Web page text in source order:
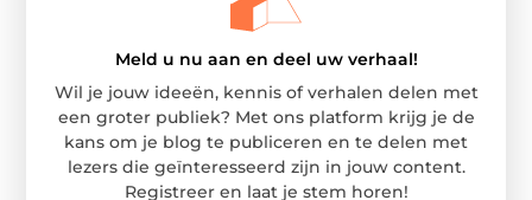
Meld u nu aan en deel uw verhaal!
Wil je jouw ideeën, kennis of verhalen delen met
een groter publiek? Met ons platform krijg je de
kans om je blog te publiceren en te delen met
lezers die geïnteresseerd zijn in jouw content.
Registreer en laat je stem horen!